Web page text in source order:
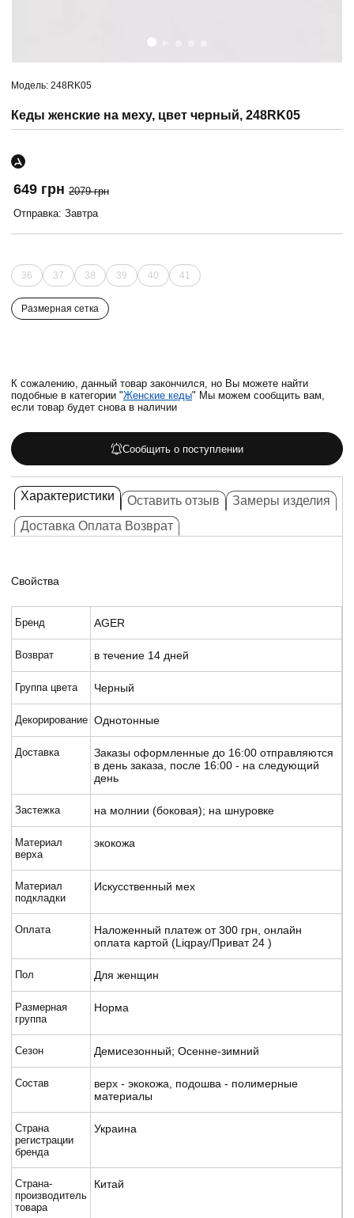
Модель: 248RK05
Кеды женские на меху, цвет черный, 248RK05
649 грн 2079 грн
Отправка: Завтра
36 37 38 39 40 41
Размерная сетка
К сожалению, данный товар закончился, но Вы можете найти
подобные в категории "Женские кеды" Мы можем сообщить вам,
если товар будет снова в наличии
Сообщить о поступлении
Характеристики Оставить отзыв
Замеры изделия
Доставка Оплата Возврат
Свойства
Бренд AGER
Возврат в течение 14 дней
Группа цвета Черный
Декорирование Однотонные
Доставка
Заказы оформленные до 16:00 отправляются
в день заказа, после 16:00 - на следующий
день
Застежка на молнии (боковая); на шнуровке
Материал
верха
экокожа
Материал
подкладки
Искусственный мех
Оплата
Наложенный платеж от 300 грн, онлайн
оплата картой (Liqpay/Приват 24 )
Пол Для женщин
Размерная
группа
Норма
Сезон Демисезонный; Осенне-зимний
Состав
верх - экокожа, подошва - полимерные
материалы
Страна
регистрации
бренда
Украина
Страна-
производитель
товара
Китай